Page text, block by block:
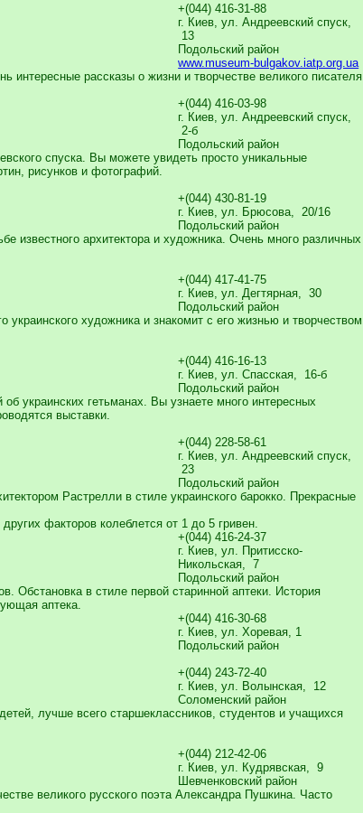
+(044) 416-31-88
г. Киев, ул. Андреевский спуск,
13
Подольский район
www.museum-bulgakov.iatp.org.ua
интересные рассказы о жизни и творчестве великого писателя.
+(044) 416-03-98
г. Киев, ул. Андреевский спуск,
2-б
Подольский район
спуска. Вы можете увидеть просто уникальные
рисунков и фотографий.
+(044) 430-81-19
г. Киев, ул. Брюсова, 20/16
Подольский район
известного архитектора и художника. Очень много различных
+(044) 417-41-75
г. Киев, ул. Дегтярная, 30
Подольский район
украинского художника и знакомит с его жизнью и творчеством.
+(044) 416-16-13
г. Киев, ул. Спасская, 16-б
Подольский район
украинских гетьманах. Вы узнаете много интересных
выставки.
+(044) 228-58-61
г. Киев, ул. Андреевский спуск,
23
Подольский район
Растрелли в стиле украинского барокко. Прекрасные
факторов колеблется от 1 до 5 гривен.
+(044) 416-24-37
г. Киев, ул. Притисско-
Никольская, 7
Подольский район
Обстановка в стиле первой старинной аптеки. История
аптека.
+(044) 416-30-68
г. Киев, ул. Хоревая, 1
Подольский район
+(044) 243-72-40
г. Киев, ул. Волынская, 12
Соломенский район
лучше всего старшеклассников, студентов и учащихся
+(044) 212-42-06
г. Киев, ул. Кудрявская, 9
Шевченковский район
великого русского поэта Александра Пушкина. Часто